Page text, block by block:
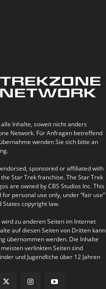
Inhalte, soweit nicht anders
Network. Für Anfragen betreffend
wenden Sie sich bitte an
sponsored or affiliated with
Star Trek franchise. The Star Trek
are owned by CBS Studios Inc. This
personal use only, under “fair use”
States copyright law.
zu anderen Seiten im Internet
auf diesen Seiten von Dritten kann
übernommen werden. Die Inhalte
verlinkten Seiten sind
und Jugendliche über 12 Jahren